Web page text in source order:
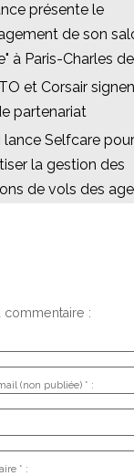
présente le
de son
à Paris-Charles
et Corsair
partenariat
lance Selfcare pour
la gestion des
de vols des
commentaire :
(non publiée) * :
* :